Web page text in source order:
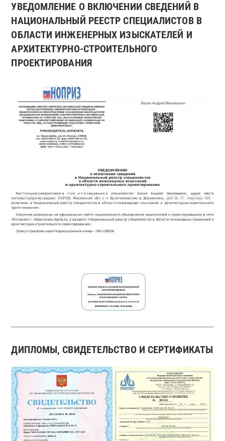
УВЕДОМЛЕНИЕ О ВКЛЮЧЕНИИ СВЕДЕНИЙ В
НАЦИОНАЛЬНЫЙ РЕЕСТР СПЕЦИАЛИСТОВ В
ОБЛАСТИ ИНЖЕНЕРНЫХ ИЗЫСКАТЕЛЕЙ И
АРХИТЕКТУРНО-СТРОИТЕЛЬНОГО
ПРОЕКТИРОВАНИЯ
ДИПЛОМЫ, СВИДЕТЕЛЬСТВО И СЕРТИФИКАТЫ